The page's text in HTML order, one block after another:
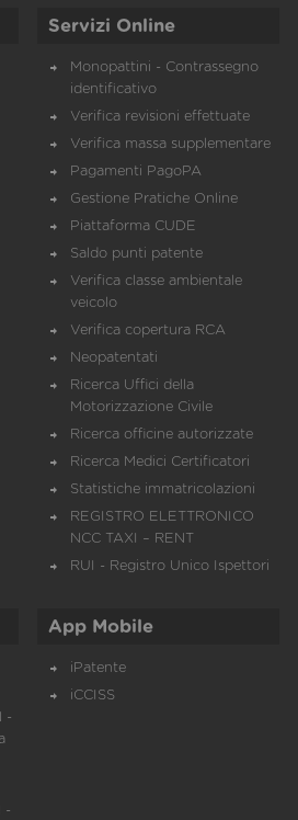
Servizi Online
Monopattini - Contrassegno
identificativo
Verifica revisioni effettuate
Verifica massa supplementare
Pagamenti PagoPA
Gestione Pratiche Online
Piattaforma CUDE
Saldo punti patente
Verifica classe ambientale
veicolo
Verifica copertura RCA
Neopatentati
Ricerca Uffici della
Motorizzazione Civile
Ricerca officine autorizzate
Ricerca Medici Certificatori
Statistiche immatricolazioni
REGISTRO ELETTRONICO
NCC TAXI – RENT
RUI - Registro Unico Ispettori
-
-
App Mobile
iPatente
iCCISS